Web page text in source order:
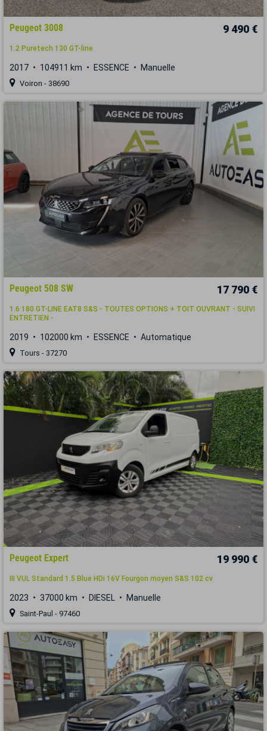
Peugeot 3008 9 490 €
1.2 Puretech 130 GT-line
2017 104911 km ESSENCE Manuelle
Voiron - 38690
Peugeot 508 SW 17 790 €
1.6 180 GT-LINE EAT8 S&S - TOUTES OPTIONS + TOIT OUVRANT - SUIVI
ENTRETIEN -
2019 102000 km ESSENCE Automatique
Tours - 37270
Peugeot Expert 19 990 €
III VUL Standard 1.5 Blue HDi 16V Fourgon moyen S&S 102 cv
2023 37000 km DIESEL Manuelle
Saint-Paul - 97460